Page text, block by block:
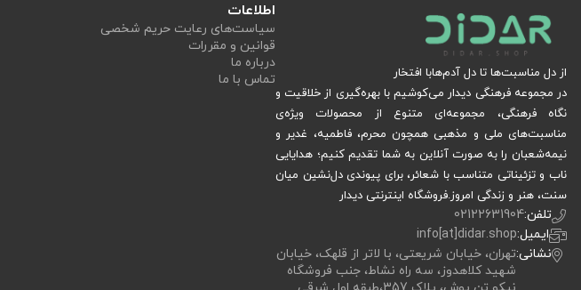
از دل مناسبت‌ها تا دل آدم‌هابا افتخار
در مجموعه فرهنگی دیدار می‌کوشیم با بهره‌گیری از خلاقیت و
نگاه فرهنگی، مجموعه‌ای متنوع از محصولات ویژه‌ی
مناسبت‌های ملی و مذهبی همچون محرم، فاطمیه، غدیر و
نیمه‌شعبان را به صورت آنلاین به شما تقدیم کنیم؛ هدایایی
ناب و تزئیناتی متناسب با شعائر، برای پیوندی دل‌نشین میان
سنت، هنر و زندگی امروز.فروشگاه اینترنتی دیدار
تلفن:02122631904
ایمیل:info[at]didar.shop
نشانی:تهران، خیابان شریعتی، با لاتر از قلهک، خیابان
شهید کلاهدوز، سه راه نشاط، جنب فروشگاه
اطلاعات
سیاست‏‌های رعایت حریم شخصی
قوانین و مقررات
درباره ما
تماس با ما